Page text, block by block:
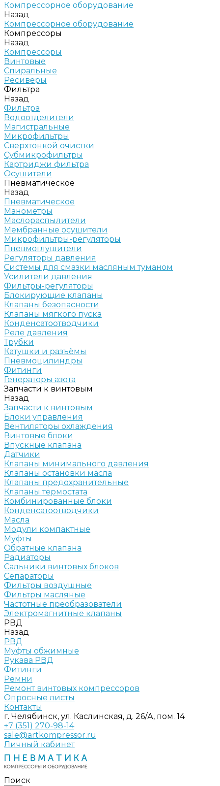
Компрессорное оборудование
Назад
Компрессорное оборудование
Компрессоры
Назад
Компрессоры
Винтовые
Спиральные
Ресиверы
Фильтра
Назад
Фильтра
Водоотделители
Магистральные
Микрофильтры
Сверхтонкой очистки
Субмикрофильтры
Картриджи фильтра
Осушители
Пневматическое
Назад
Пневматическое
Манометры
Маслораспылители
Мембранные осушители
Микрофильтры-регуляторы
Пневмоглушители
Регуляторы давления
Системы для смазки масляным туманом
Усилители давления
Фильтры-регуляторы
Блокирующие клапаны
Клапаны безопасности
Клапаны мягкого пуска
Конденсатоотводчики
Реле давления
Трубки
Катушки и разъёмы
Пневмоцилиндры
Фитинги
Генераторы азота
Запчасти к винтовым
Назад
Запчасти к винтовым
Блоки управления
Вентиляторы охлаждения
Винтовые блоки
Впускные клапана
Датчики
Клапаны минимального давления
Клапаны остановки масла
Клапаны предохранительные
Клапаны термостата
Комбинированные блоки
Конденсатоотводчики
Масла
Модули компактные
Муфты
Обратные клапана
Радиаторы
Сальники винтовых блоков
Сепараторы
Фильтры воздушные
Фильтры масляные
Частотные преобразователи
Электромагнитные клапаны
РВД
Назад
РВД
Муфты обжимные
Рукава РВД
Фитинги
Ремни
Ремонт винтовых компрессоров
Опросные листы
Контакты
г. Челябинск, ул. Каслинская, д. 26/А, пом. 14
+7 (351) 270-98-14
sale@artkompressor.ru
Личный кабинет
Поиск